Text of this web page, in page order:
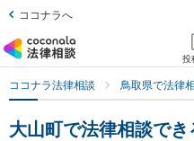
ココナラへ
投
ココナラ法律相談 鳥取県で法律
大山町で法律相談でき